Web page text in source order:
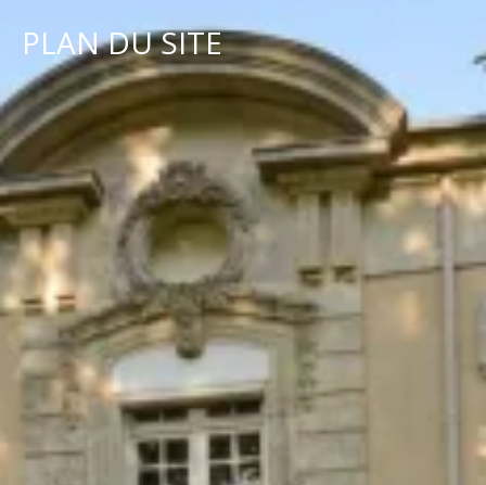
PLAN DU SITE